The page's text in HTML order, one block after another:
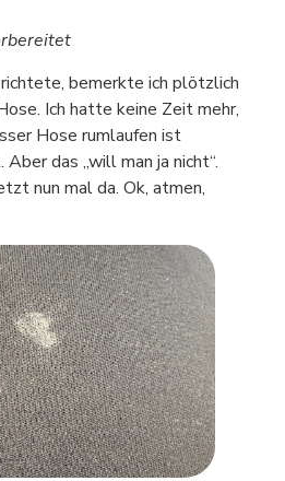
bemerkte ich plötzlich
Ich hatte keine Zeit mehr,
Hose rumlaufen ist
das „will man ja nicht“.
nun mal da. Ok, atmen,